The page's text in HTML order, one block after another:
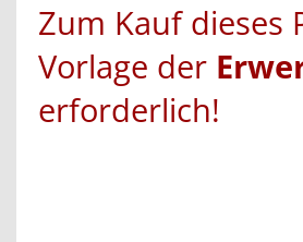
Zum Kauf dieses
Vorlage der
erforderlich!